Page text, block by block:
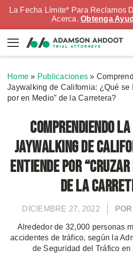
La Fecha Límite* Para Reclamos
Acerca. Obtenga
Home » Publicaciones »
Jaywalking de California: ¿Qué se
por en Medio” de la Carretera?
Comprendiendo la
Jaywalking de
Entiende por “Cruzar
de la
DICIEMBRE 27, 2022
Alrededor de 32,000 personas
accidentes de tráfico, según la
de Seguridad del Tráfico en